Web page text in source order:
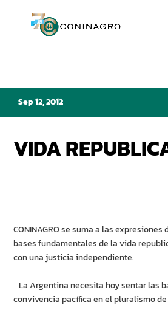
Sep 12, 2012
VIDA
CONINAGRO se suma a las
bases fundamentales de la vida
con una justicia independiente.
La Argentina necesita hoy sentar las
convivencia pacífica en el pluralismo